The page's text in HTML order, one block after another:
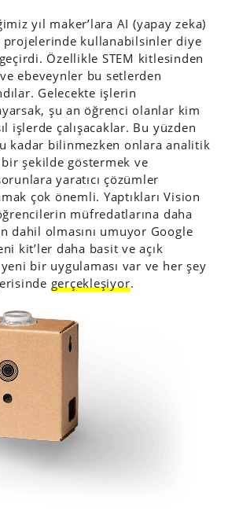
yıl maker’lara AI (yapay zeka)
kullanabilsinler diye
Özellikle STEM kitlesinden
ebeveynler bu setlerden
Gelecekte işlerin
şu an öğrenci olanlar kim
işlerde çalışacaklar. Bu yüzden
kadar bilinmezken onlara analitik
şekilde göstermek ve
yaratıcı çözümler
çok önemli. Yaptıkları Vision
müfredatlarına daha
dahil olmasını umuyor Google
kit’ler daha basit ve açık
bir uygulaması var ve her şey
gerçekleşiyor.